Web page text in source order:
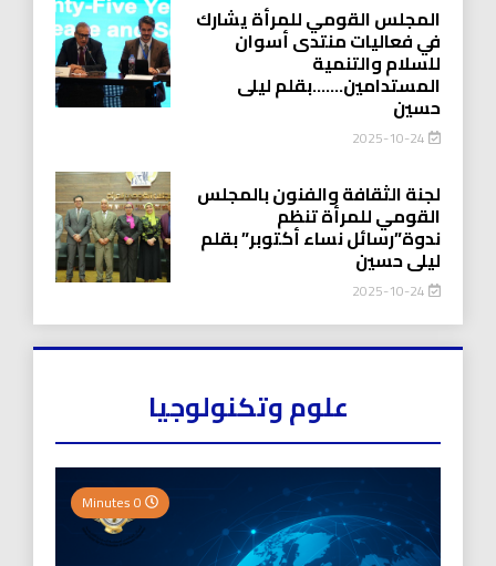
المجلس القومي للمرأة يشارك
في فعاليات منتدى أسوان
للسلام والتنمية
المستدامين…….بقلم ليلى
حسين
2025-10-24
لجنة الثقافة والفنون بالمجلس
القومي للمرأة تنظم
ندوة”رسائل نساء أكتوبر” بقلم
ليلى حسين
2025-10-24
علوم وتكنولوجيا